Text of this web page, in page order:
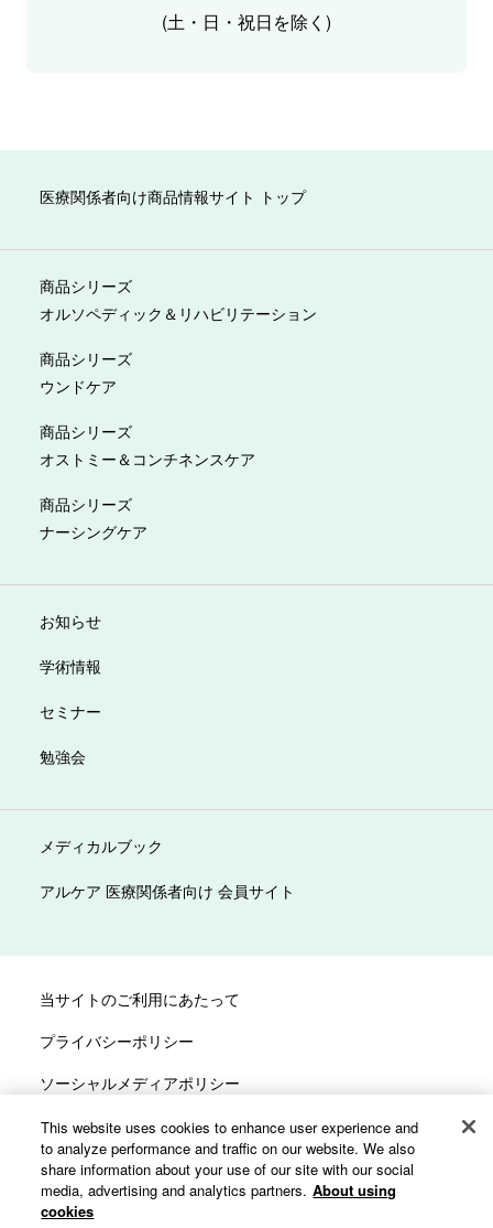
(土・日・祝日を除く)
医療関係者向け商品情報サイト トップ
商品シリーズ
オルソペディック＆リハビリテーション
商品シリーズ
ウンドケア
商品シリーズ
オストミー＆コンチネンスケア
商品シリーズ
ナーシングケア
お知らせ
学術情報
セミナー
勉強会
メディカルブック
アルケア 医療関係者向け 会員サイト
当サイトのご利用にあたって
プライバシーポリシー
ソーシャルメディアポリシー
サイトマップ
カスタマーハラスメントへの対応方針
This website uses cookies to enhance user experience and
to analyze performance and traffic on our website. We also
share information about your use of our site with our social
media, advertising and analytics partners. About using
cookies